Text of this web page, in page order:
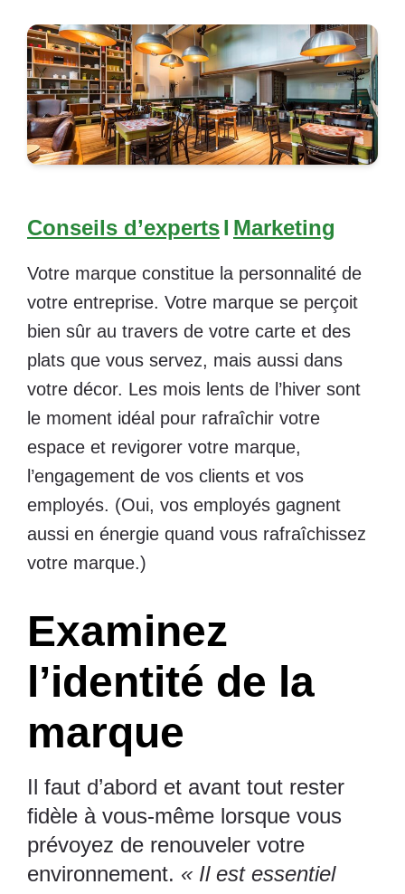
Conseils d’expertsI Marketing
Votre marque constitue la personnalité de
votre entreprise. Votre marque se perçoit
bien sûr au travers de votre carte et des
plats que vous servez, mais aussi dans
votre décor. Les mois lents de l’hiver sont
le moment idéal pour rafraîchir votre
espace et revigorer votre marque,
l’engagement de vos clients et vos
employés. (Oui, vos employés gagnent
aussi en énergie quand vous rafraîchissez
votre marque.)
Examinez
l’identité de la
marque
Il faut d’abord et avant tout rester
fidèle à vous-même lorsque vous
prévoyez de renouveler votre
environnement. « Il est essentiel